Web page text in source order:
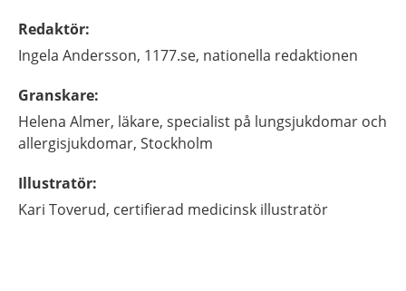
Redaktör:
Ingela Andersson, 1177.se, nationella redaktionen
Granskare:
Helena Almer, läkare, specialist på lungsjukdomar och
allergisjukdomar, Stockholm
Illustratör:
Kari Toverud, certifierad medicinsk illustratör